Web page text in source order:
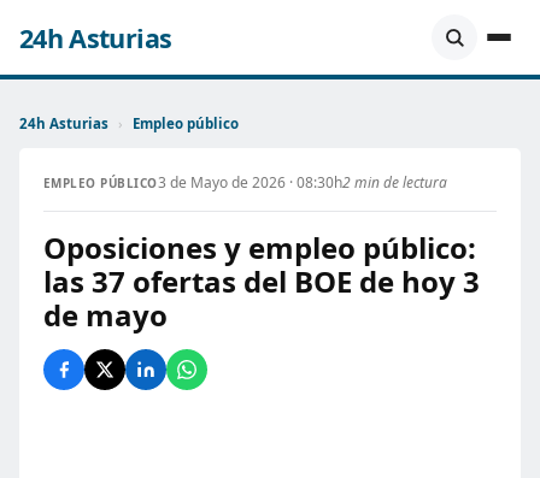
24h Asturias
24h Asturias › Empleo público
EMPLEO PÚBLICO3 de Mayo de 2026 · 08:30h2 min de lectura
Oposiciones y empleo público:
las 37 ofertas del BOE de hoy 3
de mayo